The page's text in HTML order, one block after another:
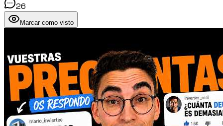
26
Marcar como visto